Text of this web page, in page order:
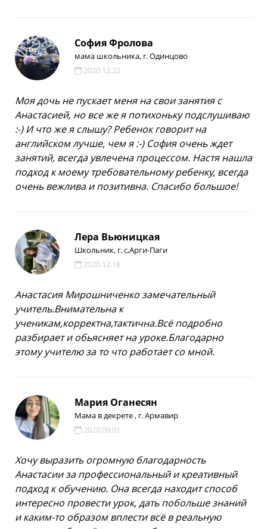
София Фролова
мама школьника, г. Одинцово
2020.12.22
Моя дочь не пускает меня на свои занятия с
Анастасией, но все же я потихоньку подслушиваю
:-) И что же я слышу? Ребенок говорит на
английском лучше, чем я :-) София очень ждет
занятий, всегда увлечена процессом. Настя нашла
подход к моему требовательному ребенку, всегда
очень вежлива и позитивна. Спасибо большое!
Лера Вьюницкая
Школьник, г. с,Арги-Паги
2020.12.18
Анастасия Мирошниченко замечательный
учитель.Внимательна к
ученикам,корректна,тактична.Всё подробно
разбирает и обьясняет на уроке.Благодарно
этому учителю за то что работает со мной.
Мария Оганесян
Мама в декрете , г. Армавир
2020.09.01
Хочу выразить огромную благодарность
Анастасии за профессиональный и креативный
подход к обучению. Она всегда находит способ
интересно провести урок, дать побольше знаний
и каким-то образом вплести всё в реальную